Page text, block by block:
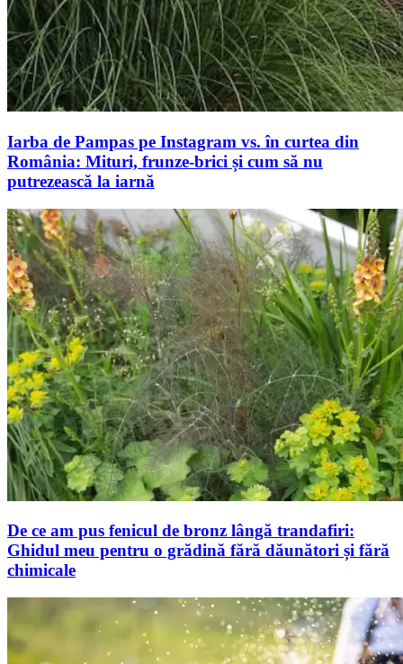
Iarba de Pampas pe Instagram vs. în curtea din
România: Mituri, frunze-brici și cum să nu
putrezească la iarnă
De ce am pus fenicul de bronz lângă trandafiri:
Ghidul meu pentru o grădină fără dăunători și fără
chimicale